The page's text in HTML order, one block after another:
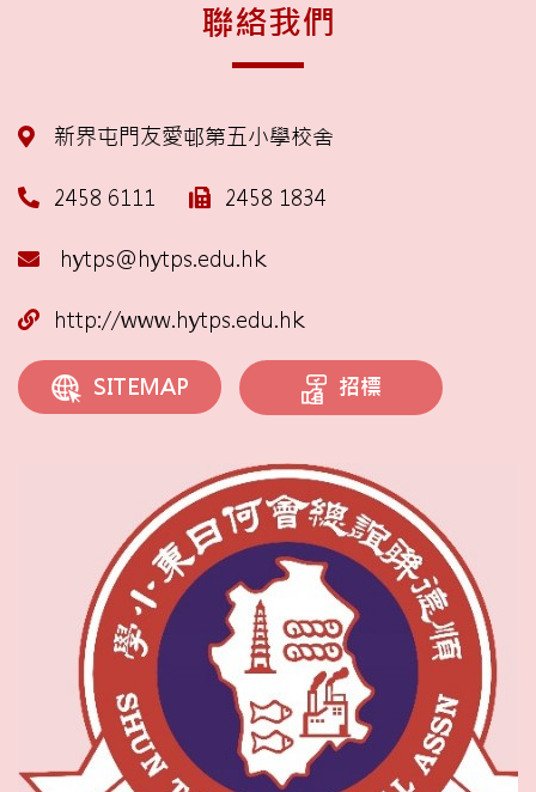
聯絡我們
新界屯門友愛邨第五小學校舍
2458 6111 2458 1834
hytps@hytps.edu.hk
http://www.hytps.edu.hk
SITEMAP 招標